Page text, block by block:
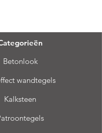
Betonlook
wandtegels
Kalksteen